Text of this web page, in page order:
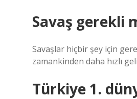
Savaş gerekli
Savaşlar hiçbir şey için
zamankinden daha hızlı
Türkiye 1.